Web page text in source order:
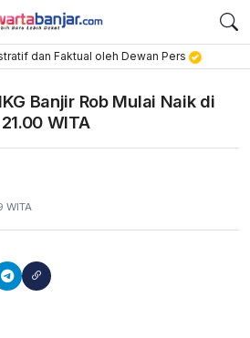
dan Faktual oleh Dewan Pers
Banjir Rob Mulai Naik di
WITA
WITA